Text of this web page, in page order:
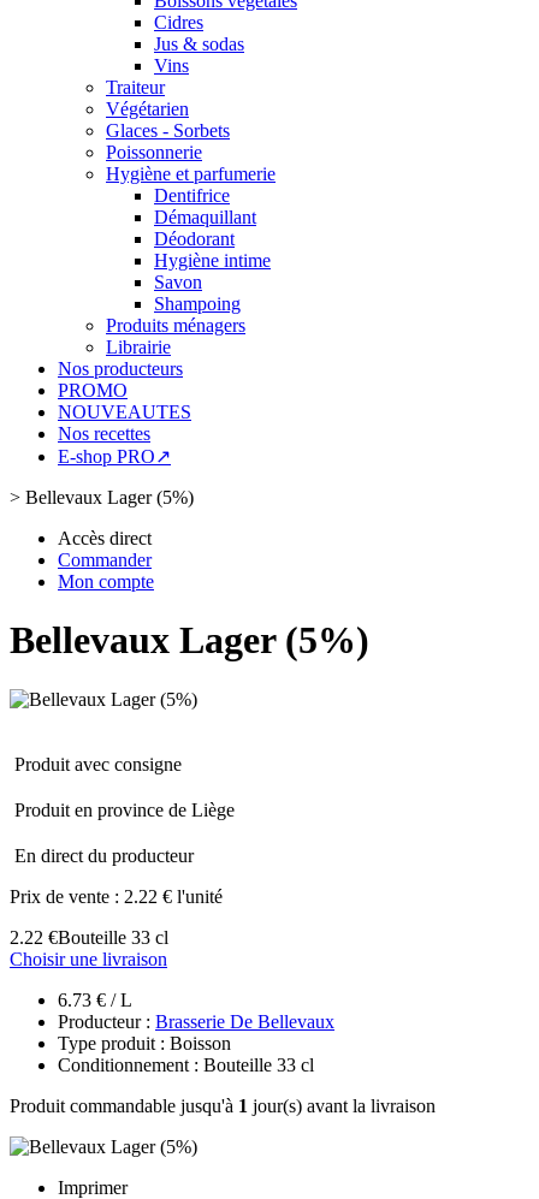
Cidres
Jus & sodas
Vins
Traiteur
Végétarien
Glaces - Sorbets
Poissonnerie
Hygiène et parfumerie
Dentifrice
Démaquillant
Déodorant
Hygiène intime
Savon
Shampoing
Produits ménagers
Librairie
Nos producteurs
PROMO
NOUVEAUTES
Nos recettes
E-shop PRO↗
> Bellevaux Lager (5%)
Accès direct
Commander
Mon compte
Bellevaux Lager (5%)
Produit avec consigne
Produit en province de Liège
En direct du producteur
Prix de vente : 2.22 € l'unité
2.22 €Bouteille 33 cl
Choisir une livraison
6.73 € / L
Producteur : Brasserie De Bellevaux
Type produit : Boisson
Conditionnement : Bouteille 33 cl
Produit commandable jusqu'à 1 jour(s) avant la livraison
Imprimer